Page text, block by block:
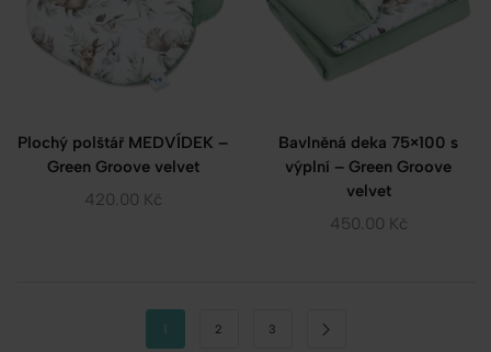
Plochý polštář MEDVÍDEK –
Green Groove velvet
420.00 Kč
Bavlněná deka 75×100 s
výplní – Green Groove
velvet
450.00 Kč
1 2 3